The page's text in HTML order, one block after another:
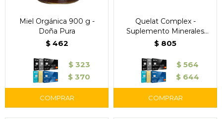
Miel Orgánica 900 g -
Doña Pura
$ 462
$ 323
$ 370
Quelat Complex -
Suplemento Minerales
Quelatados 30
$ 805
$ 564
$ 644